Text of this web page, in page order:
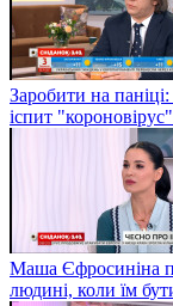
Заробити на паніці:
іспит
Маша Єфросиніна
людині, коли їм